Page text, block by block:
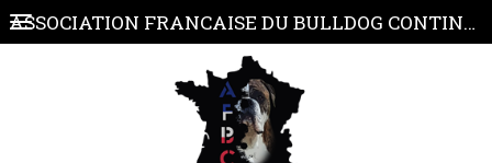
ASSOCIATION FRANCAISE DU BULLDOG CONTINENTAL